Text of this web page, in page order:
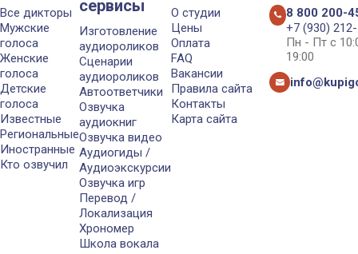
Все дикторы
Мужские
голоса
Женские
голоса
Детские
голоса
Известные
Региональные
Иностранные
Кто озвучил
сервисы
Изготовление
аудиороликов
Сценарии
аудиороликов
Автоответчики
Озвучка
аудиокниг
Озвучка видео
Аудиогиды /
Аудиоэкскурсии
Озвучка игр
Перевод /
Локализация
Хрономер
Школа вокала
О студии
Цены
Оплата
FAQ
Вакансии
Правила сайта
Контакты
Карта сайта
8 800 200-
+7 (930)
Пн - Пт с
19:00